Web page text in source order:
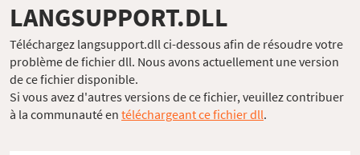
LANGSUPPORT.DLL
Téléchargez langsupport.dll ci-dessous afin de résoudre votre
problème de fichier dll. Nous avons actuellement une version
de ce fichier disponible.
Si vous avez d'autres versions de ce fichier, veuillez contribuer
à la communauté en téléchargeant ce fichier dll.